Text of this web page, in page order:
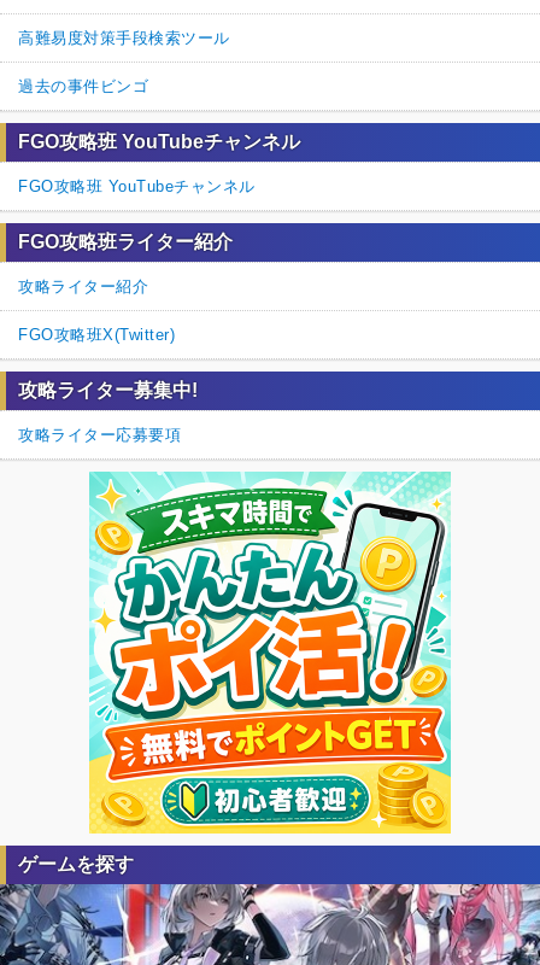
高難易度対策手段検索ツール
過去の事件ビンゴ
FGO攻略班 YouTubeチャンネル
FGO攻略班 YouTubeチャンネル
FGO攻略班ライター紹介
攻略ライター紹介
FGO攻略班X(Twitter)
攻略ライター募集中!
攻略ライター応募要項
ゲームを探す